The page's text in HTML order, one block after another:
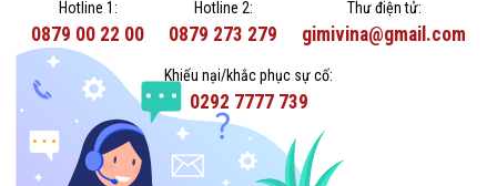
Hotline 1:
0879 00 22 00
Hotline 2:
0879 273 279
Thư điện tử:
gimivina@gmail.com
Khiếu nại/khắc phục sự cố:
0292 7777 739